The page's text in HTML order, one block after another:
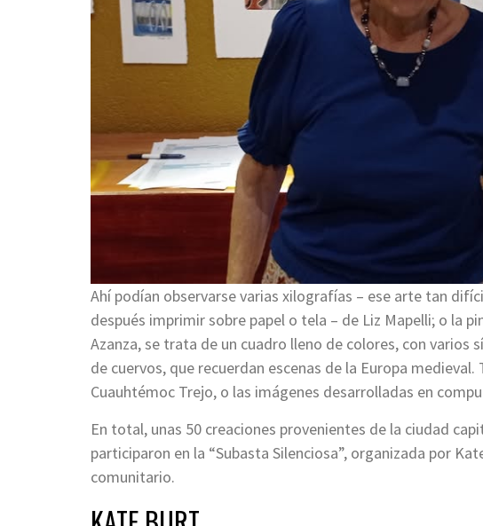
Ahí podían observarse varias xilografías – ese arte tan
después imprimir sobre papel o tela – de Liz Mapelli; o la
Azanza, se trata de un cuadro lleno de colores, con varios
de cuervos, que recuerdan escenas de la Europa
Cuauhtémoc Trejo, o las imágenes desarrolladas en
En total, unas 50 creaciones provenientes de la ciudad
participaron en la “Subasta Silenciosa”, organizada por
comunitario.